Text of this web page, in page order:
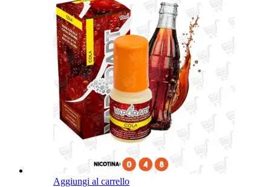
Aggiungi al carrello